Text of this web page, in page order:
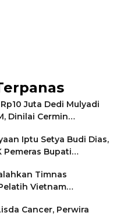
Juta Dedi Mulyadi
Dinilai Cermin
Jamin Keamanan
Iptu Setya Budi Dias,
Pemeras Bupati
Timnas
Vietnam
Jimat di Pakansari
Cancer, Perwira